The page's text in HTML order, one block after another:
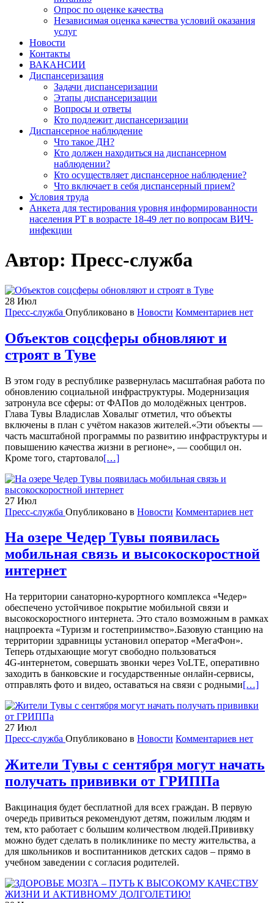
Опрос по оценке качества
Независимая оценка качества условий оказания
услуг
Новости
Контакты
ВАКАНСИИ
Диспансеризация
Задачи диспансеризации
Этапы диспансеризации
Вопросы и ответы
Кто подлежит диспансеризации
Диспансерное наблюдение
Что такое ДН?
Кто должен находиться на диспансерном
наблюдении?
Кто осуществляет диспансерное наблюдение?
Что включает в себя диспансерный прием?
Условия труда
Анкета для тестирования уровня информированности
населения РТ в возрасте 18-49 лет по вопросам ВИЧ-
инфекции
Автор: Пресс-служба
28 Июл
Пресс-служба Опубликовано в Новости Комментариев нет
Объектов соцсферы обновляют и
строят в Туве
В этом году в республике развернулась масштабная работа по
обновлению социальной инфраструктуры. Модернизация
затронула все сферы: от ФАПов до молодёжных центров.
Глава Тувы Владислав Ховалыг отметил, что объекты
включены в план с учётом наказов жителей.«Эти объекты —
часть масштабной программы по развитию инфраструктуры и
повышению качества жизни в регионе», — сообщил он.
Кроме того, стартовалоЧитать
проОбъектов
соцсферы
и
в
Туве
[…]
27 Июл
Пресс-служба Опубликовано в Новости Комментариев нет
На озере Чедер Тувы появилась
мобильная связь и высокоскоростной
интернет
На территории санаторно-курортного комплекса «Чедер»
обеспечено устойчивое покрытие мобильной связи и
высокоскоростного интернета. Это стало возможным в рамках
нацпроекта «Туризм и гостеприимство».Базовую станцию на
территории здравницы установил оператор «МегаФон».
Теперь отдыхающие могут свободно пользоваться
4G‑интернетом, совершать звонки через VoLTE, оперативно
заходить в банковские и государственные онлайн‑сервисы,
отправлять фото и видео, оставаться на связи с роднымиЧитать
проНа
Тувы
связь
[…]
27 Июл
Пресс-служба Опубликовано в Новости Комментариев нет
Жители Тувы с сентября могут начать
получать прививки от ГРИППа
Вакцинация будет бесплатной для всех граждан. В первую
очередь привиться рекомендуют детям, пожилым людям и
тем, кто работает с большим количеством людей.Прививку
можно будет сделать в поликлинике по месту жительства, а
для школьников и воспитанников детских садов – прямо в
учебном заведении с согласия родителей.